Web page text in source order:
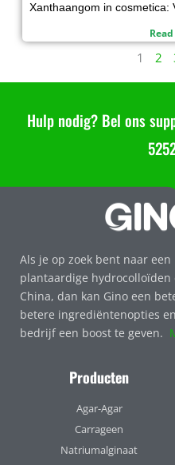
Xanthaangom in cosmetica:
1 2
Hulp nodig? Bel ons
Als je op zoek bent naar
plantaardige
China, dan kan Gino een
betere ingrediëntenopties
bedrijf een boost te geven.
Producten
Agar-Agar
Carrageen
Natriumalginaat